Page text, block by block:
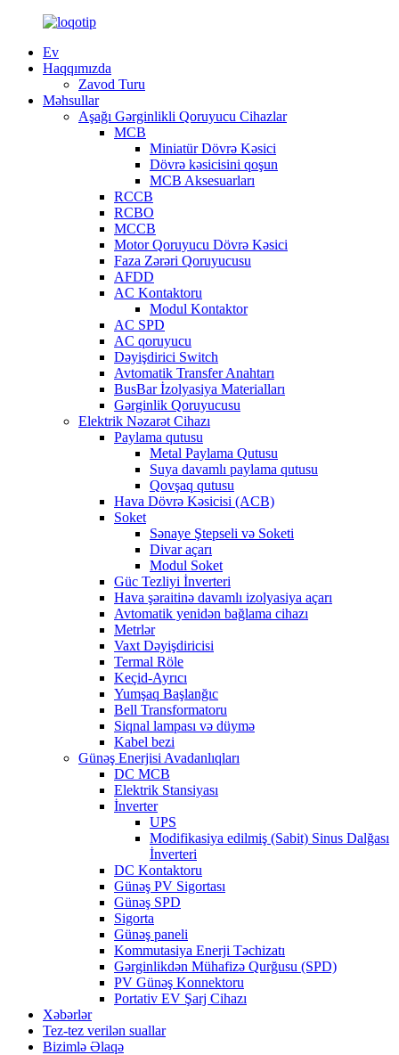
Ev
Haqqımızda
Zavod Turu
Məhsullar
Aşağı Gərginlikli Qoruyucu Cihazlar
MCB
Miniatür Dövrə Kəsici
Dövrə kəsicisini qoşun
MCB Aksesuarları
RCCB
RCBO
MCCB
Motor Qoruyucu Dövrə Kəsici
Faza Zərəri Qoruyucusu
AFDD
AC Kontaktoru
Modul Kontaktor
AC SPD
AC qoruyucu
Dəyişdirici Switch
Avtomatik Transfer Anahtarı
BusBar İzolyasiya Materialları
Gərginlik Qoruyucusu
Elektrik Nəzarət Cihazı
Paylama qutusu
Metal Paylama Qutusu
Suya davamlı paylama qutusu
Qovşaq qutusu
Hava Dövrə Kəsicisi (ACB)
Soket
Sənaye Ştepseli və Soketi
Divar açarı
Modul Soket
Güc Tezliyi İnverteri
Hava şəraitinə davamlı izolyasiya açarı
Avtomatik yenidən bağlama cihazı
Metrlər
Vaxt Dəyişdiricisi
Termal Röle
Keçid-Ayrıcı
Yumşaq Başlanğıc
Bell Transformatoru
Siqnal lampası və düymə
Kabel bezi
Günəş Enerjisi Avadanlıqları
DC MCB
Elektrik Stansiyası
İnverter
UPS
Modifikasiya edilmiş (Sabit) Sinus Dalğası
İnverteri
DC Kontaktoru
Günəş PV Sigortası
Günəş SPD
Sigorta
Günəş paneli
Kommutasiya Enerji Təchizatı
Gərginlikdən Mühafizə Qurğusu (SPD)
PV Günəş Konnektoru
Portativ EV Şarj Cihazı
Xəbərlər
Tez-tez verilən suallar
Bizimlə Əlaqə